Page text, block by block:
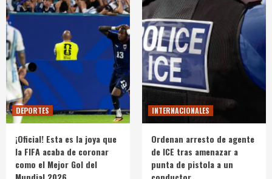
DEPORTES
¡Oficial! Esta es la joya que
la FIFA acaba de coronar
como el Mejor Gol del
INTERNACIONALES
Ordenan arresto de agente
de ICE tras amenazar a
punta de pistola a un